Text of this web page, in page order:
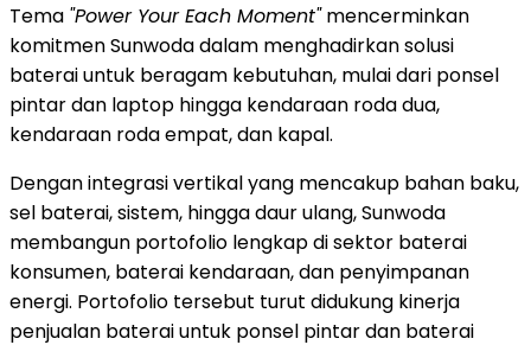
Tema "Power Your Each Moment"mencerminkan
komitmen Sunwoda dalam menghadirkan solusi
baterai untuk beragam kebutuhan, mulai dari ponsel
pintar dan laptop hingga kendaraan roda dua,
kendaraan roda empat, dan kapal.
Dengan integrasi vertikal yang mencakup bahan baku,
sel baterai, sistem, hingga daur ulang, Sunwoda
membangun portofolio lengkap di sektor baterai
konsumen, baterai kendaraan, dan penyimpanan
energi. Portofolio tersebut turut didukung kinerja
penjualan baterai untuk ponsel pintar dan baterai